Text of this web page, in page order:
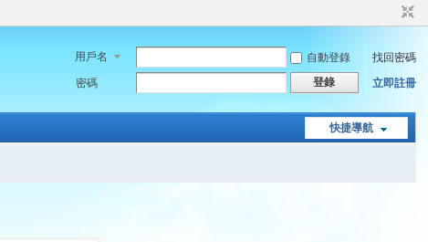
用戶名 自動登錄
找回密碼
密碼
登錄 立即註冊
快捷導航